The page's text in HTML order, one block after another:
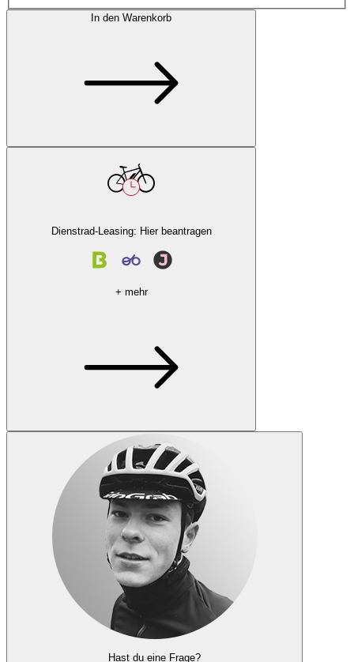
In den Warenkorb
Dienstrad-Leasing: Hier beantragen
+ mehr
Hast du eine Frage?